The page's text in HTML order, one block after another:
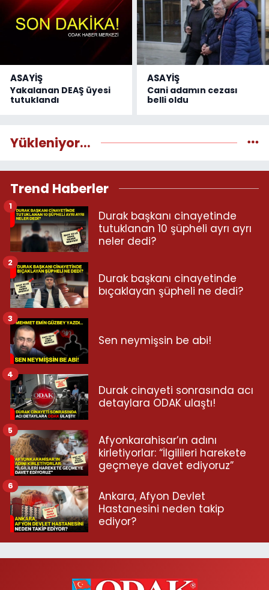
ASAYİŞ
Yakalanan DEAŞ üyesi
tutuklandı
ASAYİŞ
Cani adamın cezası
belli oldu
Yükleniyor...
Trend Haberler
Durak başkanı cinayetinde
tutuklanan 10 şüpheli ayrı ayrı
neler dedi?
1
Durak başkanı cinayetinde
bıçaklayan şüpheli ne dedi?
2
Sen neymişsin be abi!
3
Durak cinayeti sonrasında acı
detaylara ODAK ulaştı!
4
Afyonkarahisar’ın adını
kirletiyorlar: “İlgilileri harekete
geçmeye davet ediyoruz”
5
Ankara, Afyon Devlet
Hastanesini neden takip
ediyor?
6